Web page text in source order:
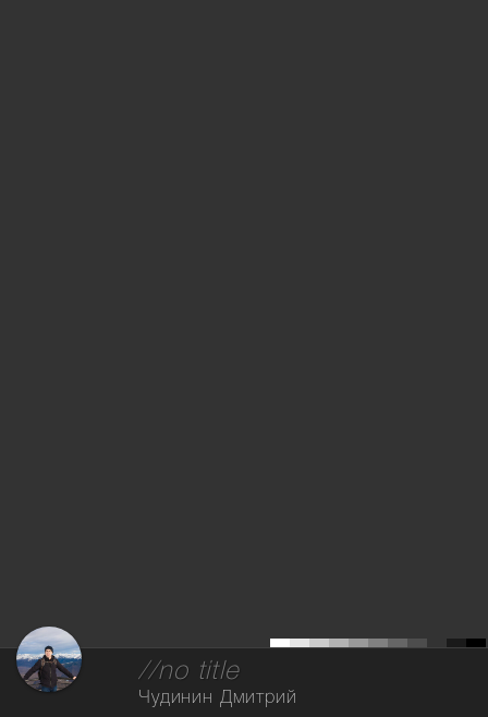
//no title
Чудинин Дмитрий